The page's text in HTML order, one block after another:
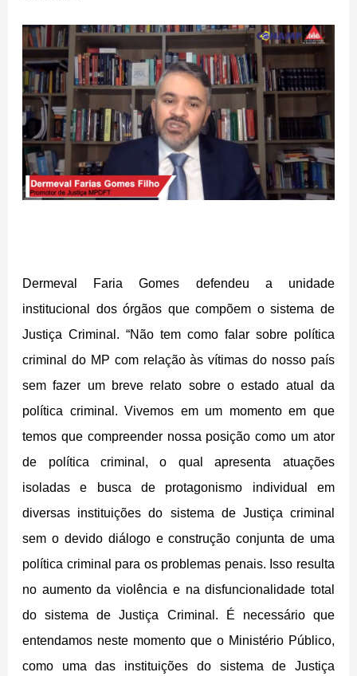
Dermeval Faria Gomes defendeu a unidade
institucional dos órgãos que compõem o sistema de
Justiça Criminal. “Não tem como falar sobre política
criminal do MP com relação às vítimas do nosso país
sem fazer um breve relato sobre o estado atual da
política criminal. Vivemos em um momento em que
temos que compreender nossa posição como um ator
de política criminal, o qual apresenta atuações
isoladas e busca de protagonismo individual em
diversas instituições do sistema de Justiça criminal
sem o devido diálogo e construção conjunta de uma
política criminal para os problemas penais. Isso resulta
no aumento da violência e na disfuncionalidade total
do sistema de Justiça Criminal. É necessário que
entendamos neste momento que o Ministério Público,
como uma das instituições do sistema de Justiça